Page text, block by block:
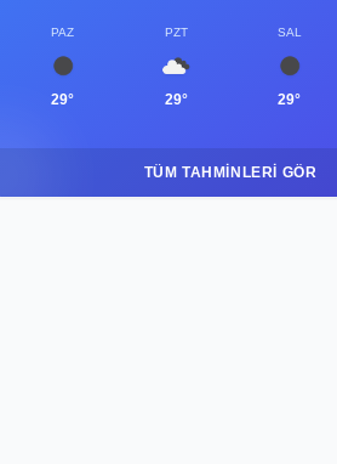
PAZ
29°
PZT
29°
SAL
29°
TÜM TAHMINLERI GÖR